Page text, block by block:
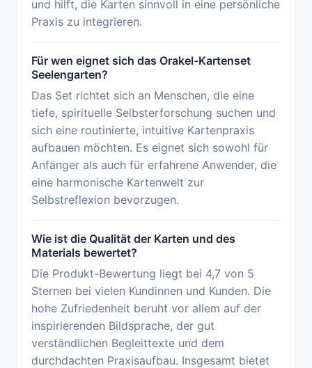
und hilft, die Karten sinnvoll in eine persönliche
Praxis zu integrieren.
Für wen eignet sich das Orakel-Kartenset
Seelengarten?
Das Set richtet sich an Menschen, die eine
tiefe, spirituelle Selbsterforschung suchen und
sich eine routinierte, intuitive Kartenpraxis
aufbauen möchten. Es eignet sich sowohl für
Anfänger als auch für erfahrene Anwender, die
eine harmonische Kartenwelt zur
Selbstreflexion bevorzugen.
Wie ist die Qualität der Karten und des
Materials bewertet?
Die Produkt-Bewertung liegt bei 4,7 von 5
Sternen bei vielen Kundinnen und Kunden. Die
hohe Zufriedenheit beruht vor allem auf der
inspirierenden Bildsprache, der gut
verständlichen Begleittexte und dem
durchdachten Praxisaufbau. Insgesamt bietet